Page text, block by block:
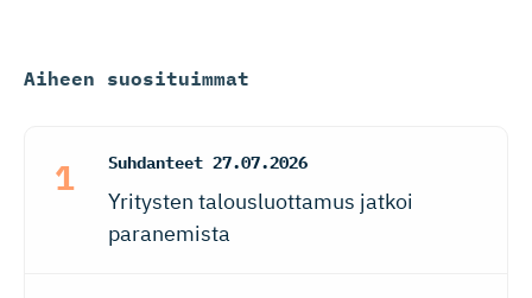
Aiheen suosituimmat
Suhdanteet 27.07.2026
Yritysten talousluottamus jatkoi
paranemista